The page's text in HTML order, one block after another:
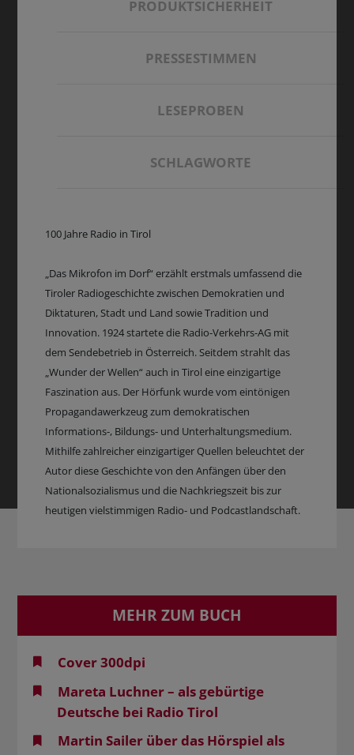
PRODUKTSICHERHEIT
PRESSESTIMMEN
LESEPROBEN
SCHLAGWORTE
100 Jahre Radio in Tirol
„Das Mikrofon im Dorf“ erzählt erstmals umfassend die
Tiroler Radiogeschichte zwischen Demokratien und
Diktaturen, Stadt und Land sowie Tradition und
Innovation. 1924 startete die Radio-Verkehrs-AG mit
dem Sendebetrieb in Österreich. Seitdem strahlt das
„Wunder der Wellen“ auch in Tirol eine einzigartige
Faszination aus. Der Hörfunk wurde vom eintönigen
Propagandawerkzeug zum demokratischen
Informations-, Bildungs- und Unterhaltungsmedium.
Mithilfe zahlreicher einzigartiger Quellen beleuchtet der
Autor diese Geschichte von den Anfängen über den
Nationalsozialismus und die Nachkriegszeit bis zur
heutigen vielstimmigen Radio- und Podcastlandschaft.
MEHR ZUM BUCH
Cover 300dpi
Mareta Luchner – als gebürtige
Deutsche bei Radio Tirol
Martin Sailer über das Hörspiel als